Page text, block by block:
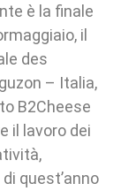
è la finale
il
des
– Italia,
B2Cheese
il lavoro dei
quest’anno